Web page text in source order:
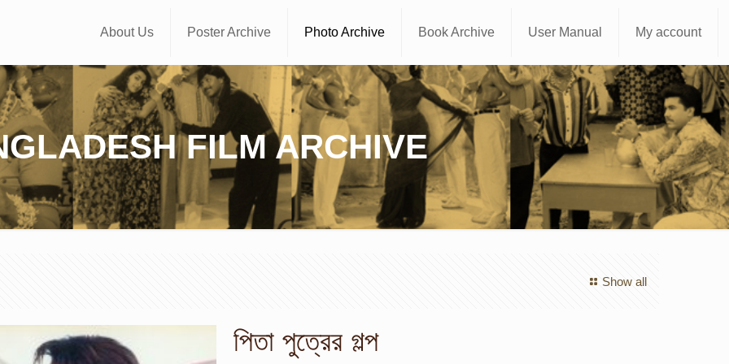
About Us Poster Archive Photo Archive Book Archive User Manual My account
FILM ARCHIVE
Show all
পিতা পুত্রের গল্প